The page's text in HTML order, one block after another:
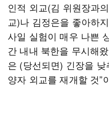
인적 외교(김 위원장과
교)나 김정은을 좋아하
사일 실험이 매우 나쁜
간 내내 북한을 무시해
은 (당선되면) 긴장을
양자 외교를 재개할 것”